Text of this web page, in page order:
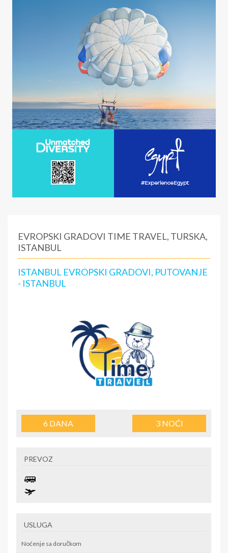
EVROPSKI GRADOVI TIME TRAVEL, TURSKA,
ISTANBUL
ISTANBUL EVROPSKI GRADOVI, PUTOVANJE
- ISTANBUL
6 DANA 3NOĆI
PREVOZ
USLUGA
Noćenje sa doručkom